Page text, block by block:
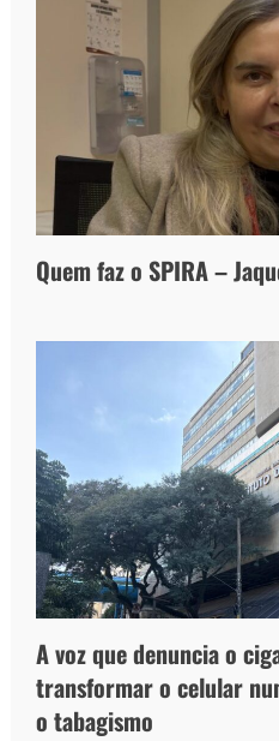
Quem faz o SPIRA –
A voz que denuncia o
transformar o celular
o tabagismo